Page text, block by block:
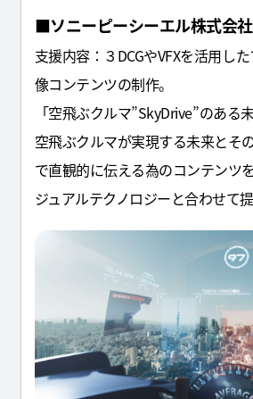
■ソニーピーシーエル株式会社
支援内容：３DCGやVFXを活用し
像コンテンツの制作。
「空飛ぶクルマ”SkyDrive”のある
空飛ぶクルマが実現する未来とそ
で直観的に伝える為のコンテンツ
ジュアルテクノロジーと合わせて提